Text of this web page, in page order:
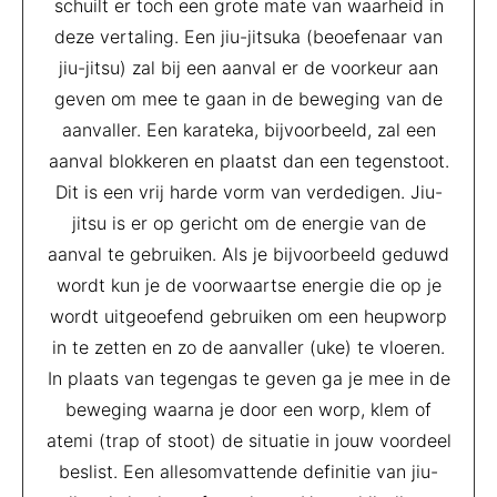
schuilt er toch een grote mate van waarheid in
deze vertaling. Een jiu-jitsuka (beoefenaar van
jiu-jitsu) zal bij een aanval er de voorkeur aan
geven om mee te gaan in de beweging van de
aanvaller. Een karateka, bijvoorbeeld, zal een
aanval blokkeren en plaatst dan een tegenstoot.
Dit is een vrij harde vorm van verdedigen. Jiu-
jitsu is er op gericht om de energie van de
aanval te gebruiken. Als je bijvoorbeeld geduwd
wordt kun je de voorwaartse energie die op je
wordt uitgeoefend gebruiken om een heupworp
in te zetten en zo de aanvaller (uke) te vloeren.
In plaats van tegengas te geven ga je mee in de
beweging waarna je door een worp, klem of
atemi (trap of stoot) de situatie in jouw voordeel
beslist. Een allesomvattende definitie van jiu-